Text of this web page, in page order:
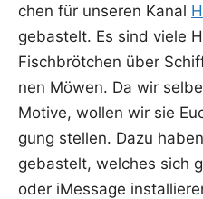
chen für unse­ren Kanal
gebas­telt. Es sind vie­le
Fisch­bröt­chen über
nen Möwen. Da wir
Moti­ve, wol­len wir sie
gung stel­len. Dazu
gebas­telt, wel­ches sich
oder iMes­sa­ge